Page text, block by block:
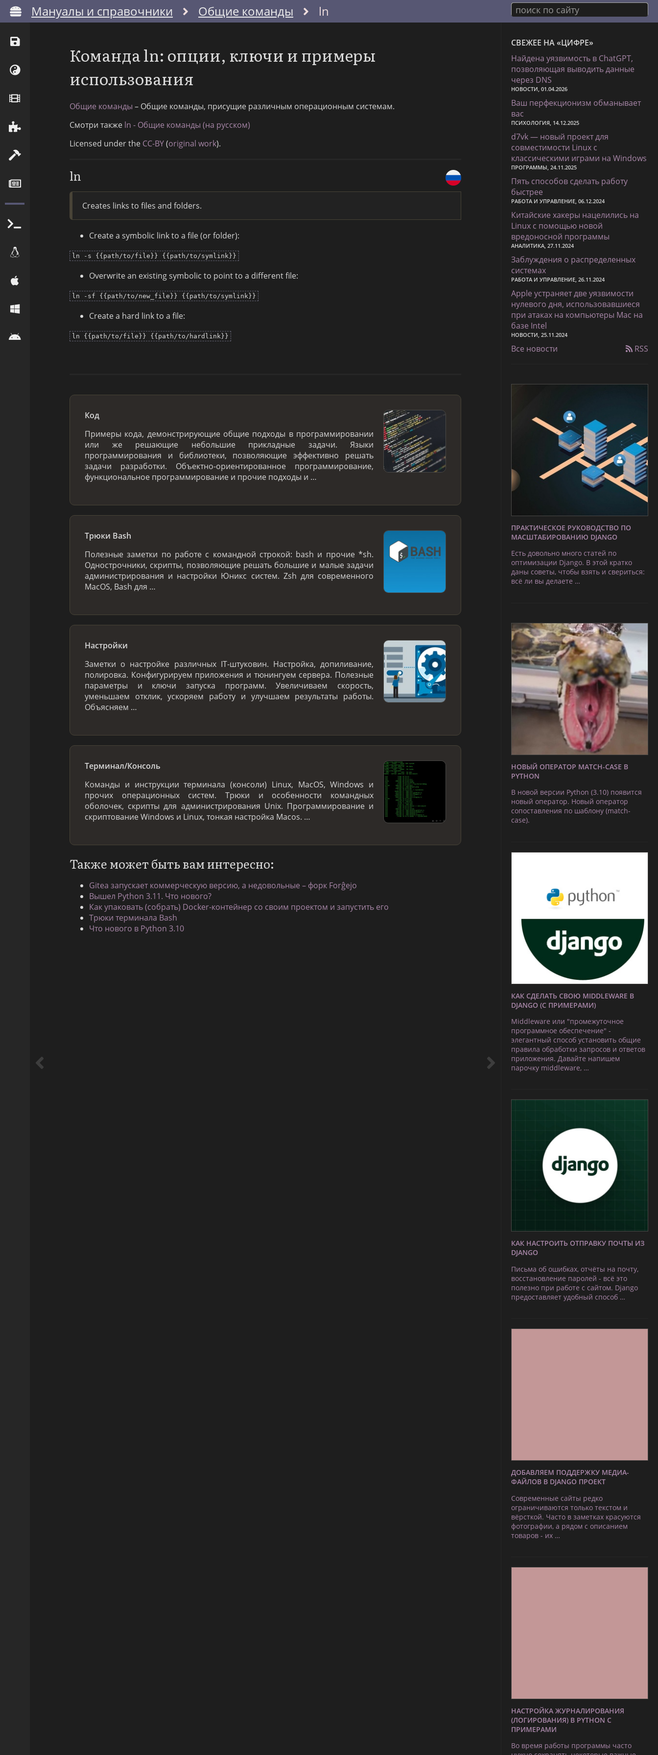
Мануалы и справочники Общие команды ln поиск по сайту
Команда ln: опции, ключи и примеры
использования
Общие команды – Общие команды, присущие различным операционным системам.
Смотри также ln - Общие команды (на русском)
Licensed under the CC-BY(original work).
ln
Creates links to files and folders.
Create a symbolic link to a file (or folder):
ln -s {{path/to/file}} {{path/to/symlink}}
Overwrite an existing symbolic to point to a different file:
ln -sf {{path/to/new_file}} {{path/to/symlink}}
Create a hard link to a file:
ln {{path/to/file}} {{path/to/hardlink}}
Код
Примеры кода, демонстрирующие общие подходы в программировании
или же решающие небольшие прикладные задачи. Языки
программирования и библиотеки, позволяющие эффективно решать
задачи разработки. Объектно-ориентированное программирование,
функциональное программирование и прочие подходы и …
Трюки Bash
Полезные заметки по работе с командной строкой: bash и прочие *sh.
Однострочники, скрипты, позволяющие решать большие и малые задачи
администрирования и настройки Юникс систем. Zsh для современного
MacOS, Bash для …
Настройки
Заметки о настройке различных IT-штуковин. Настройка, допиливание,
полировка. Конфигурируем приложения и тюнингуем сервера. Полезные
параметры и ключи запуска программ. Увеличиваем скорость,
уменьшаем отклик, ускоряем работу и улучшаем результаты работы.
Объясняем …
Терминал/Консоль
Команды и инструкции терминала (консоли) Linux, MacOS, Windows и
прочих операционных систем. Трюки и особенности командных
оболочек, скрипты для администрирования Unix. Программирование и
скриптование Windows и Linux, тонкая настройка Macos. …
Также может быть вам интересно:
Gitea запускает коммерческую версию, а недовольные – форк Forĝejo
Вышел Python 3.11. Что нового?
Как упаковать (собрать) Docker-контейнер со своим проектом и запустить его
Трюки терминала Bash
Что нового в Python 3.10
СВЕЖЕЕ НА «ЦИФРЕ»
Найдена уязвимость в ChatGPT,
позволяющая выводить данные
через DNS
НОВОСТИ, 01.04.2026
Ваш перфекционизм обманывает
вас
ПСИХОЛОГИЯ, 14.12.2025
d7vk — новый проект для
совместимости Linux с
классическими играми на Windows
ПРОГРАММЫ, 24.11.2025
Пять способов сделать работу
быстрее
РАБОТА И УПРАВЛЕНИЕ, 06.12.2024
Китайские хакеры нацелились на
Linux с помощью новой
вредоносной программы
АНАЛИТИКА, 27.11.2024
Заблуждения о распределенных
системах
РАБОТА И УПРАВЛЕНИЕ, 26.11.2024
Apple устраняет две уязвимости
нулевого дня, использовавшиеся
при атаках на компьютеры Mac на
базе Intel
НОВОСТИ, 25.11.2024
Все новости RSS
ПРАКТИЧЕСКОЕ РУКОВОДСТВО ПО
МАСШТАБИРОВАНИЮ DJANGO
Есть довольно много статей по
оптимизации Django. В этой кратко
даны советы, чтобы взять и свериться:
всё ли вы делаете …
НОВЫЙ ОПЕРАТОР MATCH-CASE В
PYTHON
В новой версии Python (3.10) появится
новый оператор. Новый оператор
сопоставления по шаблону (match-
case).
КАК СДЕЛАТЬ СВОЮ MIDDLEWARE В
DJANGO (С ПРИМЕРАМИ)
Middleware или "промежуточное
программное обеспечение" -
элегантный способ установить общие
правила обработки запросов и ответов
приложения. Давайте напишем
парочку middleware, …
КАК НАСТРОИТЬ ОТПРАВКУ ПОЧТЫ ИЗ
DJANGO
Письма об ошибках, отчёты на почту,
восстановление паролей - всё это
полезно при работе с сайтом. Django
предоставляет удобный способ …
ДОБАВЛЯЕМ ПОДДЕРЖКУ МЕДИА-
ФАЙЛОВ В DJANGO ПРОЕКТ
Современные сайты редко
ограничиваются только текстом и
вёрсткой. Часто в заметках красуются
фотографии, а рядом с описанием
товаров - их …
НАСТРОЙКА ЖУРНАЛИРОВАНИЯ
(ЛОГИРОВАНИЯ) В PYTHON С
ПРИМЕРАМИ
Во время работы программы часто